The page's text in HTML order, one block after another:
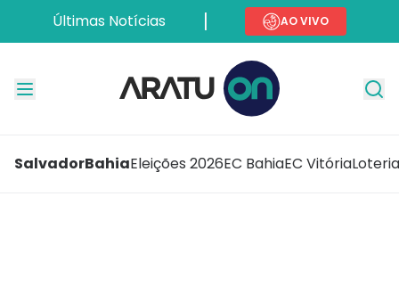
Últimas Notícias AO VIVO
SalvadorBahiaEleições 2026EC BahiaEC Vitória